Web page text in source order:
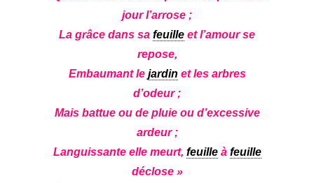
jour l’arrose ;
La grâce dans sa feuille et l’amour se
repose,
Embaumant le jardin et les arbres
d’odeur ;
Mais battue ou de pluie ou d’excessive
ardeur ;
Languissante elle meurt, feuilleà feuille
déclose »